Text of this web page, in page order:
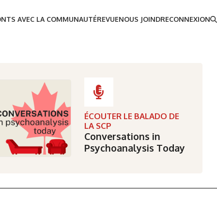
AVEC LA COMMUNAUTÉREVUENOUS JOINDRECONNEXION
ÉCOUTER LE BALADO DE
LA SCP
Conversations in
Psychoanalysis Today